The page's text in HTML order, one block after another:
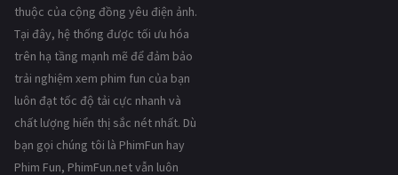
thuộc của cộng đồng yêu điện ảnh.
Tại đây, hệ thống được tối ưu hóa
trên hạ tầng mạnh mẽ để đảm bảo
trải nghiệm xem phim fun của bạn
luôn đạt tốc độ tải cực nhanh và
chất lượng hiển thị sắc nét nhất. Dù
bạn gọi chúng tôi là PhimFun hay
Phim Fun, PhimFun.net vẫn luôn